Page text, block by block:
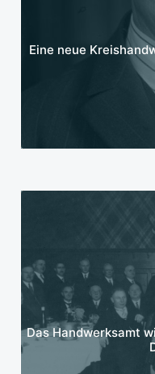
Eine neue
Das Handwerksamt